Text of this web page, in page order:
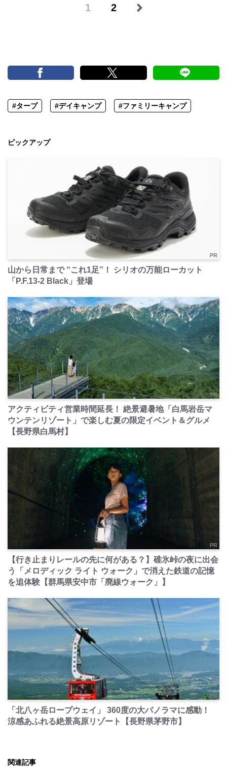
1 2
#タープ #デイキャンプ #ファミリーキャンプ
ピックアップ
PR
山から日常まで “これ1足”！ シリオの万能ローカット
「P.F.13-2 Black」登場
PR
アクティビティ営業時間延長！ 絶景避暑地「白馬岩岳マ
ウンテンリゾート」で楽しむ夏の限定イベント＆グルメ
【長野県白馬村】
PR
【行き止まりレールの先に何がある？】碓氷峠の夜に出会
う「メロディック ライト ウォーク」で消えた鉄道の記憶
を追体験【群馬県安中市「廃線ウォーク」】
PR
「北八ヶ岳ロープウェイ」 360度の大パノラマに感動！
涼感あふれる絶景高原リゾート【長野県茅野市】
関連記事